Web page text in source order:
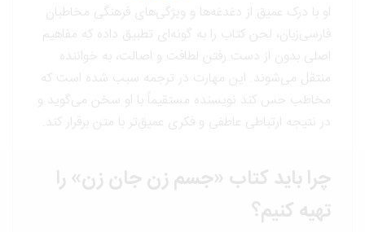
او با درک عمیق از دغدغه‌ها و ویژگی‌های فرهنگی مخاطبان
فارسی‌زبان، لحن کتاب را به گونه‌ای تطبیق داده که مفاهیم
اصلی بدون از دست رفتن لطافت و اصالت، به خواننده
منتقل می‌شوند. این مهارت در ترجمه سبب شده است که
مخاطب حس کند نویسنده مستقیماً با او سخن می‌گوید و
در نتیجه ارتباطی عاطفی و فکری عمیق‌تر با متن برقرار کند.
چرا باید کتاب «جسم زن جان زن» را
تهیه کنیم؟